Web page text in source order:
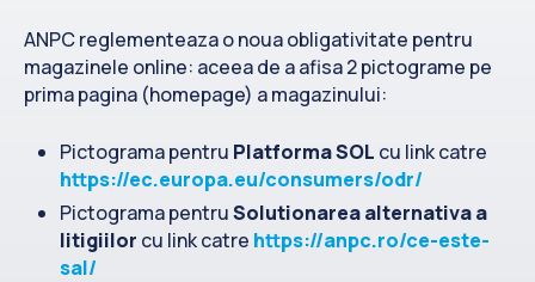
Contact
ANPC reglementeaza o noua obligativitate pentru
magazinele online: aceea de a afisa 2 pictograme pe
prima pagina (homepage) a magazinului:
Pictograma pentru Platforma SOL cu link catre
https://ec.europa.eu/consumers/odr/
Pictograma pentruSolutionarea alternativa a
litigiilor cu link catre https://anpc.ro/ce-este-
sal/